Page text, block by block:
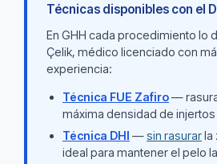
Técnicas disponibles con el
En GHH cada procedimiento lo
Çelik, médico licenciado con
experiencia:
Técnica FUE Zafiro—
máxima densidad de injertos
Técnica DHI —sin rasurarla
ideal para mantener el pelo